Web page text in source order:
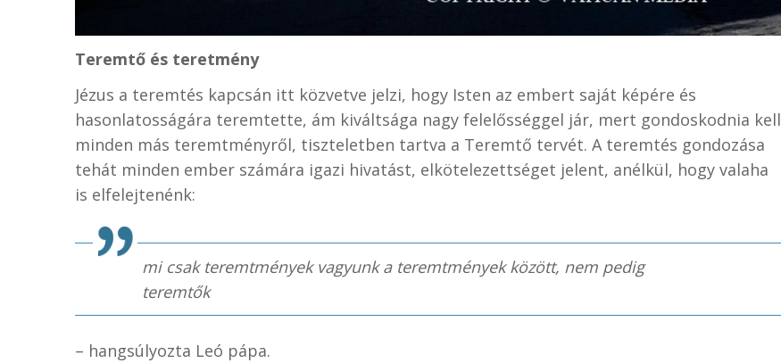
Teremtő és teretmény
Jézus a teremtés kapcsán itt közvetve jelzi, hogy Isten az embert saját képére és
hasonlatosságára teremtette, ám kiváltsága nagy felelősséggel jár, mert gondoskodnia kell
minden más teremtményről, tiszteletben tartva a Teremtő tervét. A teremtés gondozása
tehát minden ember számára igazi hivatást, elkötelezettséget jelent, anélkül, hogy valaha
is elfelejtenénk:
mi csak teremtmények vagyunk a teremtmények között, nem pedig
teremtők
– hangsúlyozta Leó pápa.